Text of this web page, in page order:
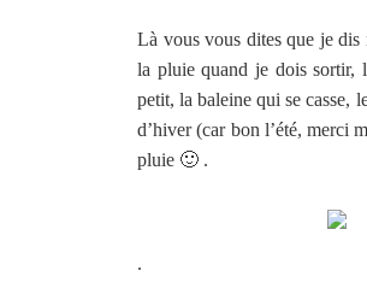
Là vous vous dites que je dis
la pluie quand je dois sortir,
petit, la baleine qui se casse,
d’hiver (car bon l’été, merci
pluie 🙂 .
.